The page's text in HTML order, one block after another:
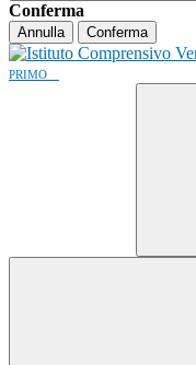
Conferma
Annulla Conferma
PRIMO